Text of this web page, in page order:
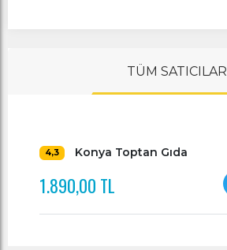
TÜM SATICILAR
4,3 Konya Toptan Gıda
1.890,00 TL